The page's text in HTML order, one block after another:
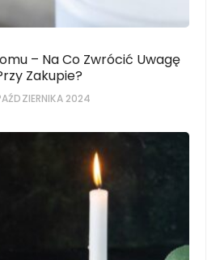
– Na Co Zwrócić Uwagę
Zakupie?
2024